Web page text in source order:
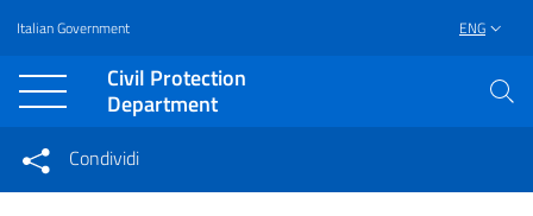
Vai al contenuto principale
Raggiungi il piè di pagina
Italian Government ENG
Civil Protection
Department
Condividi su Facebook
Condividi
Condividi sui social network